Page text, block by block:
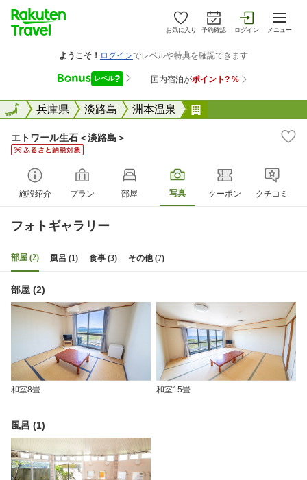
お気に入り 予約確認 ログイン メニュー
全国兵庫県 淡路島 洲本温泉
全国
エトワール生石＜淡路島＞
施設紹介 プラン 部屋 写真 クーポン クチコミ
フォトギャラリー
部屋 (2) 風呂 (1) 食事 (3) その他 (7)
部屋 (2)
和室8畳 和室15畳
風呂 (1)